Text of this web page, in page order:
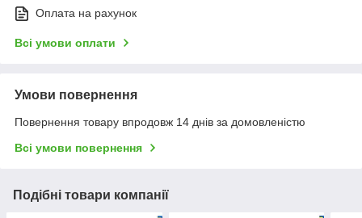
Оплата на рахунок
Всі умови оплати
Умови повернення
Повернення товару впродовж 14 днів за домовленістю
Всі умови повернення
Подібні товари компанії